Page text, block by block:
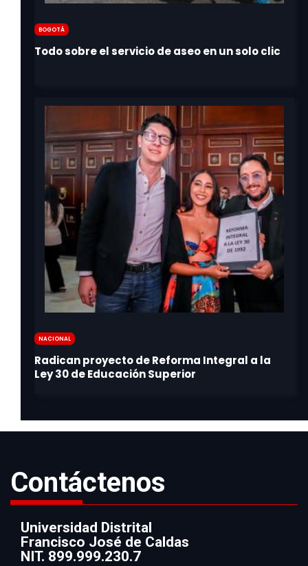
Bogotá
Nacional
Contáctenos
Información
Universidad Distrital
Francisco José de Caldas
NIT. 899.999.230.7